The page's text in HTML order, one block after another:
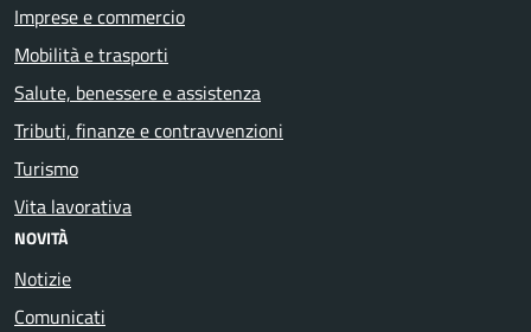
Imprese e commercio
Mobilità e trasporti
Salute, benessere e assistenza
Tributi, finanze e contravvenzioni
Turismo
Vita lavorativa
NOVITÀ
Notizie
Comunicati